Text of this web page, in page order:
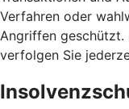
Verfahren oder
Angriffen geschützt.
verfolgen Sie